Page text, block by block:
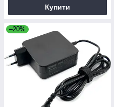
Купити
–20%